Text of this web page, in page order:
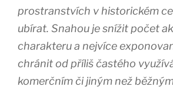
prostranstvích v historickém
ubírat. Snahou je snížit počet
charakteru a nejvíce
chránit od příliš častého
komerčním či jiným než